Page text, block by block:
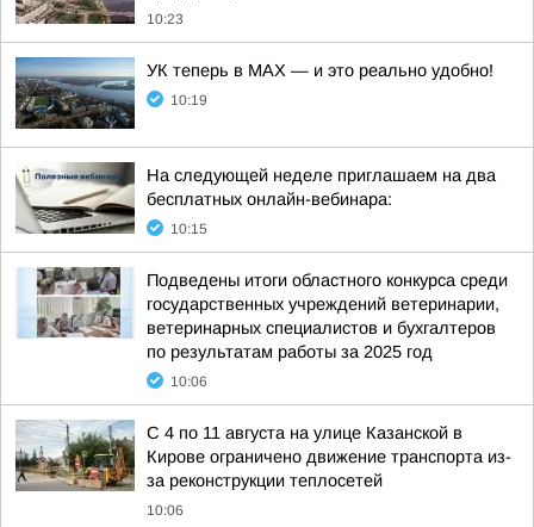
10:23
УК теперь в МАХ — и это реально удобно!
10:19
На следующей неделе приглашаем на два
бесплатных онлайн-вебинара:
10:15
Подведены итоги областного конкурса среди
государственных учреждений ветеринарии,
ветеринарных специалистов и бухгалтеров
по результатам работы за 2025 год
10:06
С 4 по 11 августа на улице Казанской в
Кирове ограничено движение транспорта из-
за реконструкции теплосетей
10:06